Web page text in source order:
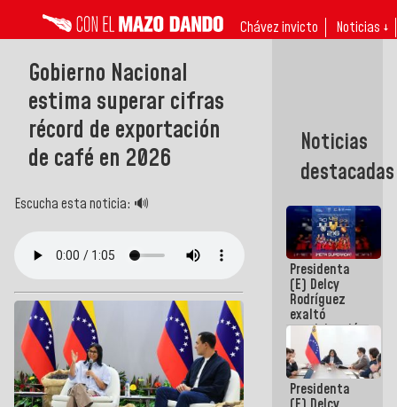
Chávez invicto Noticias ↓
Gobierno Nacional
estima superar cifras
récord de exportación
de café en 2026
Escucha esta noticia: 🔊
Noticias
destacadas
Presidenta
(E) Delcy
Rodríguez
exaltó
participación
de
Venezuela
en Juegos
Centroamericanos
Presidenta